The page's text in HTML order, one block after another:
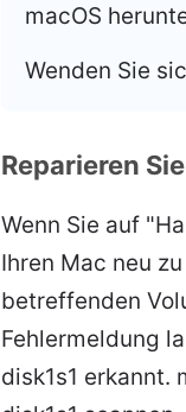
macOS
Wenden Sie
Reparieren
Wenn Sie auf
Ihren Mac neu
betreffenden
Fehlermeldung
disk1s1 erkannt.